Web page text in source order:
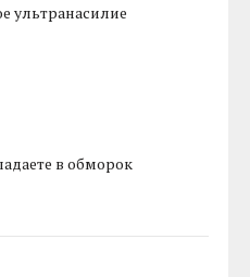
ультранасилие
в обморок